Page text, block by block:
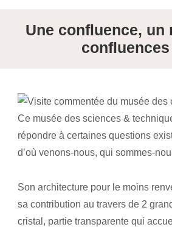
Une confluence, un
confluences
Ce musée des sciences &
répondre à certaines questions
d’où venons-nous, qui sommes-
Son architecture pour le moins
sa contribution au travers de 2
cristal, partie transparente qui